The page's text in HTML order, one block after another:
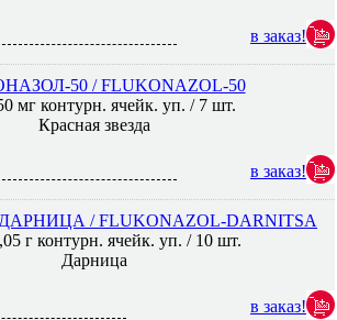
в заказ!
50 / FLUKONAZOL-50
мг контурн. ячейк. уп. / 7 шт.
Красная звезда
в заказ!
/ FLUKONAZOL-DARNITSA
г контурн. ячейк. уп. / 10 шт.
Дарница
в заказ!